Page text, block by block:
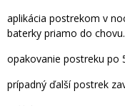
aplikácia postrekom v
baterky priamo do chovu.
opakovanie postreku po
prípadný ďalší postrek